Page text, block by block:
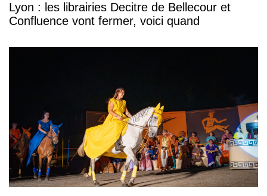
Lyon : les librairies Decitre de Bellecour et
Confluence vont fermer, voici quand